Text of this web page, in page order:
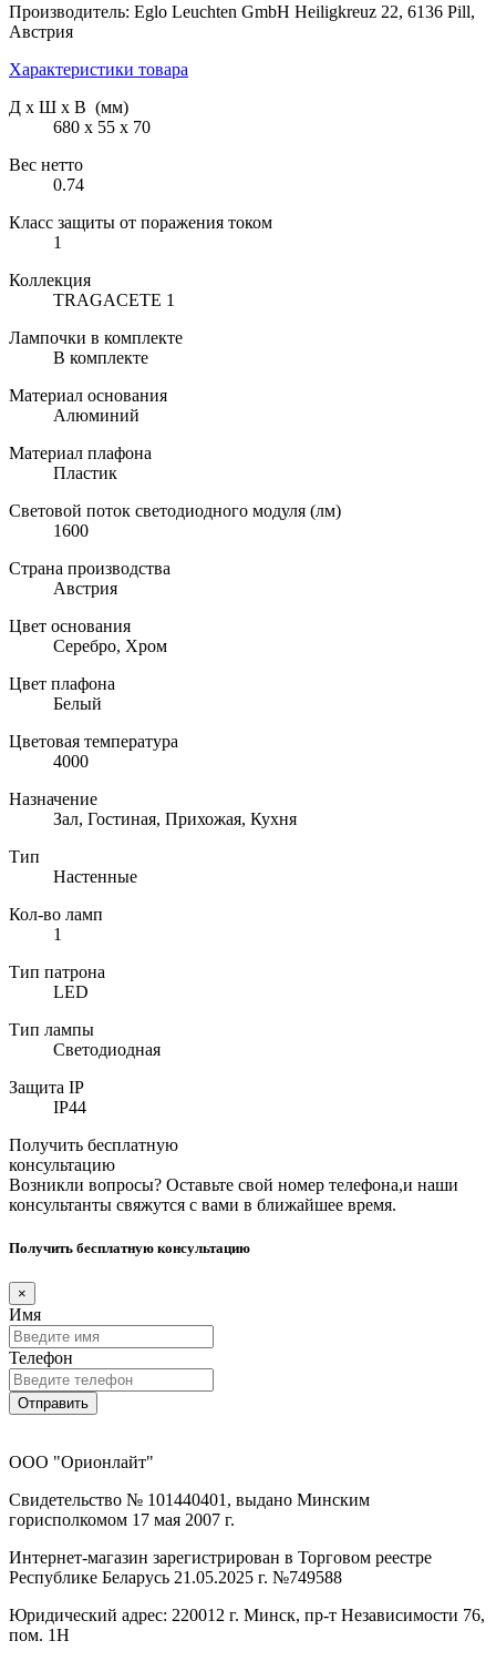
Производитель: Eglo Leuchten GmbH Heiligkreuz 22, 6136 Pill,
Австрия
Характеристики товара
Д х Ш х В (мм)
680 х 55 х 70
Вес нетто
0.74
Класс защиты от поражения током
1
Коллекция
TRAGACETE 1
Лампочки в комплекте
В комплекте
Материал основания
Алюминий
Материал плафона
Пластик
Световой поток светодиодного модуля (лм)
1600
Страна производства
Австрия
Цвет основания
Серебро, Хром
Цвет плафона
Белый
Цветовая температура
4000
Назначение
Зал, Гостиная, Прихожая, Кухня
Тип
Настенные
Кол-во ламп
1
Тип патрона
LED
Тип лампы
Светодиодная
Защита IP
IP44
Получить бесплатную
консультацию
Возникли вопросы? Оставьте свой номер телефона,и наши
консультанты свяжутся с вами в ближайшее время.
Получить бесплатную консультацию
×
Имя
Телефон
Отправить
ООО "Орионлайт"
Свидетельство № 101440401, выдано Минским
горисполкомом 17 мая 2007 г.
Интернет-магазин зарегистрирован в Торговом реестре
Республике Беларусь 21.05.2025 г. №749588
Юридический адрес: 220012 г. Минск, пр-т Независимости 76,
пом. 1Н